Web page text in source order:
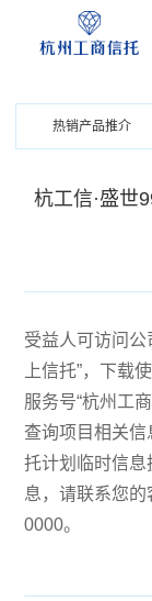
热销产品推介
杭工信·盛世
受益人可访问公
上信托”，下载
服务号“杭州工
查询项目相关信
托计划临时信息
息，请联系您
0000。